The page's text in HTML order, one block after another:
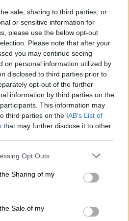
sale, sharing to third parties, or
or sensitive information for
please use the below opt-out
Please note that after your
you may continue seeing
on personal information utilized by
disclosed to third parties prior to
opt-out of the further
information by third parties on the
This information may
third parties on the IAB’s List of
that may further disclose it to other
app uses one or more Google
usage behaviour. You may click to
and its third-party tags to
purposes in below Google
Opt Outs
Sharing of my
Sale of my
επιθέσεις ακολουθούν
στα προάστια της Αγίας
ημέρες νωρίτερα, όταν
οικονομικό φόρουμ
αυτό φόρουμ, που
ξένων
συγκέντρωσε
από 130 χώρες,
μιας διακριτικής
this war. But Russia’s
fighting. That is
working. Last night,